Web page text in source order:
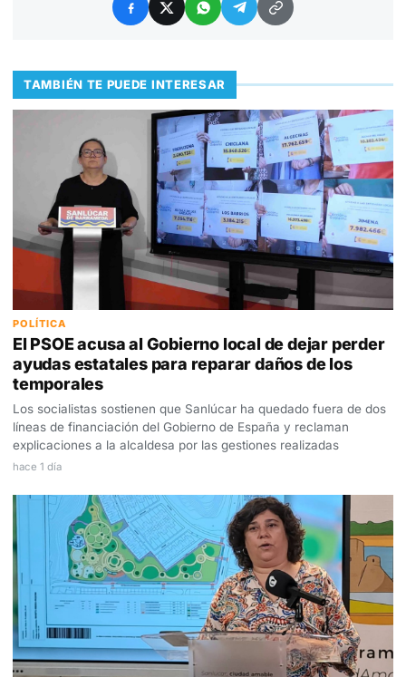
TAMBIÉN TE PUEDE INTERESAR
POLÍTICA
El PSOE acusa al Gobierno local de dejar perder
ayudas estatales para reparar daños de los
temporales
Los socialistas sostienen que Sanlúcar ha quedado fuera de dos
líneas de financiación del Gobierno de España y reclaman
explicaciones a la alcaldesa por las gestiones realizadas
hace 1 día